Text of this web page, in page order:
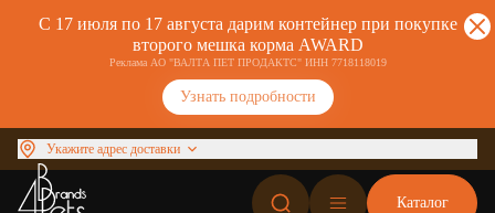
С 17 июля по 17 августа дарим контейнер при покупке
второго мешка корма AWARD
Реклама АО "ВАЛТА ПЕТ ПРОДАКТС" ИНН 7718118019
Узнать подробности
Укажите адрес доставки
Каталог